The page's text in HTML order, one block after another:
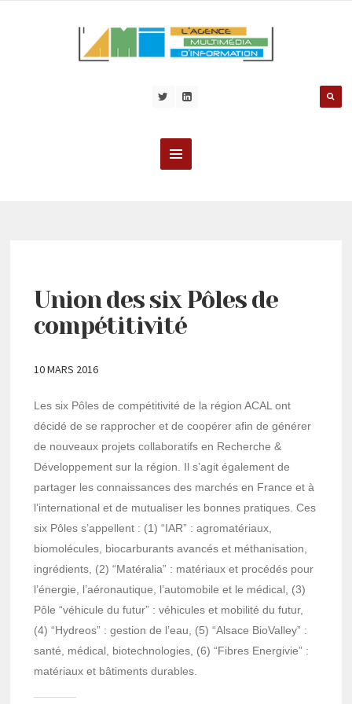
Union des six Pôles de
compétitivité
10 MARS 2016
Les six Pôles de compétitivité de la région ACAL ont
décidé de se rapprocher et de coopérer afin de générer
de nouveaux projets collaboratifs en Recherche &
Développement sur la région. Il s’agit également de
partager les connaissances des marchés en France et à
l’international et de mutualiser les bonnes pratiques. Ces
six Pôles s’appellent : (1) “IAR” : agromatériaux,
biomolécules, biocarburants avancés et méthanisation,
ingrédients, (2) “Matéralia” : matériaux et procédés pour
l’énergie, l’aéronautique, l’automobile et le médical, (3)
Pôle “véhicule du futur” : véhicules et mobilité du futur,
(4) “Hydreos” : gestion de l’eau, (5) “Alsace BioValley” :
santé, médical, biotechnologies, (6) “Fibres Energivie” :
matériaux et bâtiments durables.